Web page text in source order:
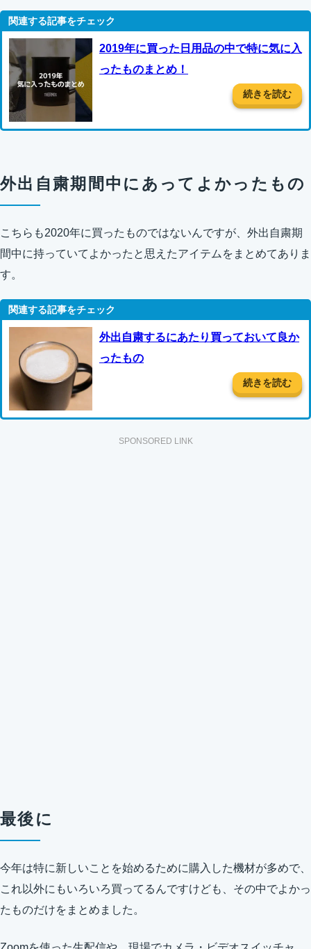
2019年に買った日用品の中で特に気に入
ったものまとめ！
続きを読む
外出自粛期間中にあってよかったもの
こちらも2020年に買ったものではないんですが、外出自粛期
間中に持っていてよかったと思えたアイテムをまとめてありま
す。
外出自粛するにあたり買っておいて良か
ったもの
続きを読む
SPONSORED LINK
最後に
今年は特に新しいことを始めるために購入した機材が多めで、
これ以外にもいろいろ買ってるんですけども、その中でよかっ
たものだけをまとめました。